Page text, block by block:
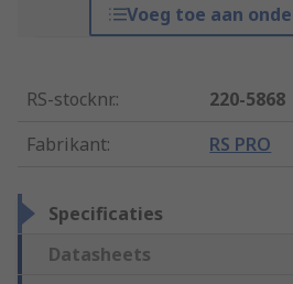
Voeg toe aan
RS-stocknr.:
220-5868
Fabrikant: RS PRO
Specificaties
Datasheets